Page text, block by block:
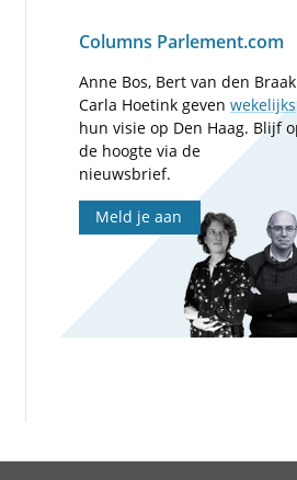
Columns Parlement.com
Anne Bos, Bert van den
Carla Hoetink gevenwekelijks
hun visie op Den Haag. Blijf
de hoogte via de
nieuwsbrief.
Meld je aan